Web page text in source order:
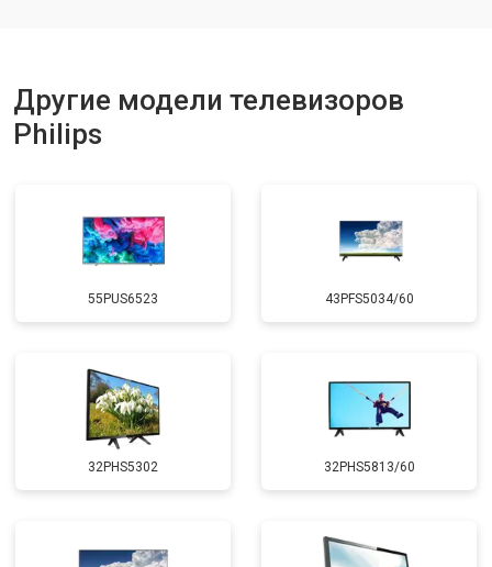
Прошивка от 3900 ₽ Заказать
Замена трансформаторов
подсветки
Другие модели телевизоров
Philips
55PUS6523 43PFS5034/60
32PHS5302 32PHS5813/60